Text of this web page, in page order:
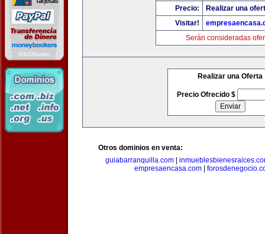
Precio:
Realizar una
Visitar!
Serán consideradas
Realizar una Oferta
Precio Ofrecido $
Otros dominios en venta:
guiabarranquilla.com|
empresaencasa.com|